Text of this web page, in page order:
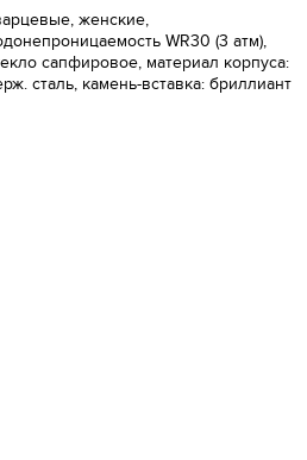
женские,
WR30 (3 атм),
сапфировое, материал корпуса:
сталь, камень-вставка: бриллиант